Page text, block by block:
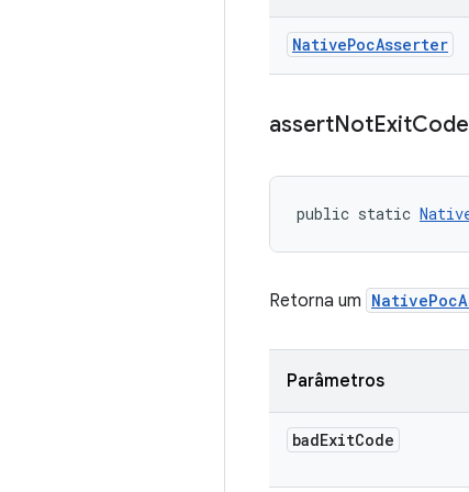
NativePocAsserter
assertNotExitCode
public static
Retorna um
Parâmetros
badExitCode